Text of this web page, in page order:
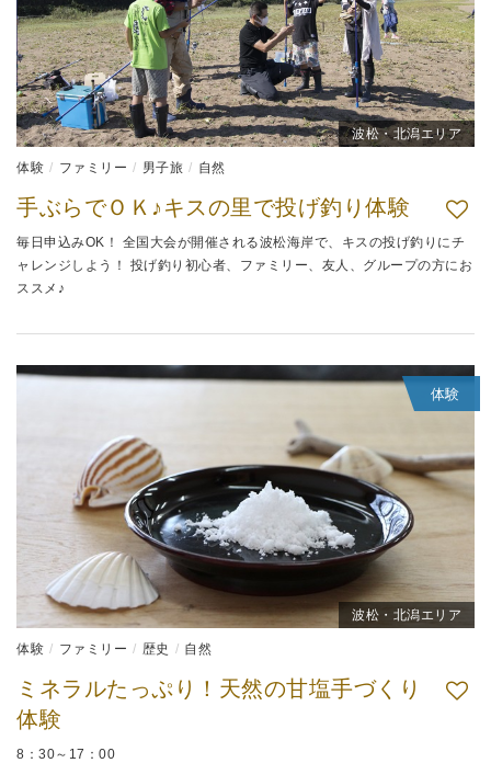
波松・北潟エリア
体験 ファミリー 男子旅 自然
手ぶらでＯＫ♪キスの里で投げ釣り体験
毎日申込みOK！ 全国大会が開催される波松海岸で、キスの投げ釣りにチ
ャレンジしよう！ 投げ釣り初心者、ファミリー、友人、グループの方にお
ススメ♪
体験
波松・北潟エリア
体験 ファミリー 歴史 自然
ミネラルたっぷり！天然の甘塩手づくり
体験
8：30～17：00